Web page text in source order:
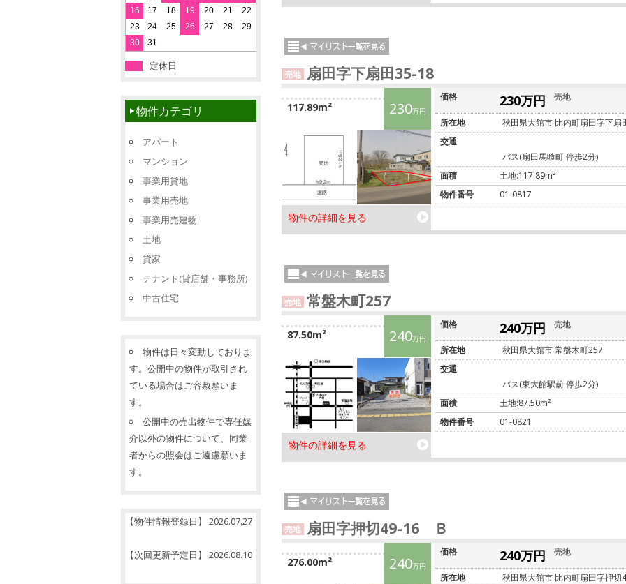
売地 扇田字下扇田35-18
230万円
117.89m²
物件の詳細を見る
価格 230万円 売地
所在地
秋田県大館市 比内町扇田字下扇
交通
バス(扇田馬喰町 停歩2分)
面積
土地:117.89m²
物件番号
01-0817
売地 常盤木町257
240万円
87.50m²
物件の詳細を見る
価格 240万円 売地
所在地
秋田県大館市 常盤木町257
交通
バス(東大館駅前 停歩2分)
面積
土地:87.50m²
物件番号
01-0821
売地 扇田字押切49-16 Ｂ
240万円
276.00m²
価格 240万円 売地
所在地
秋田県大館市 比内町扇田字押切
16
17 18 19 20 21
22
23
24 25 26 27 28
29
30
31
定休日
物件カテゴリ
アパート
マンション
事業用貸地
事業用売地
事業用売建物
土地
貸家
テナント(貸店舗・事務所)
中古住宅
物件は日々変動しておりま
す。公開中の物件が取引され
ている場合はご容赦願いま
す。
公開中の売出物件で専任媒
介以外の物件について、同業
者からの照会はご遠慮願いま
す。
【物件情報登録日】 2026.07.27
【次回更新予定日】 2026.08.10